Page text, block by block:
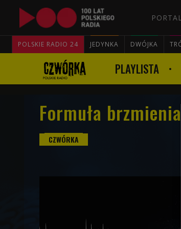
POLSKIE RADIO 24 JEDYNKA DWÓJKA
PLAYLISTA
Formuła